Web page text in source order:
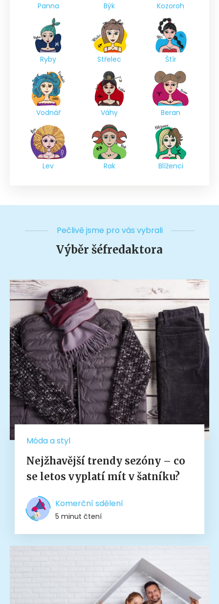
Panna Býk Kozoroh
Ryby Střelec Štír
Vodnář Váhy Beran
Lev Rak Blíženci
Pečlivě jsme pro vás vybrali
Výběr šéfredaktora
Móda a styl
Nejžhavější trendy sezóny – co
se letos vyplatí mít v šatníku?
Komerční sdělení
5 minut čtení